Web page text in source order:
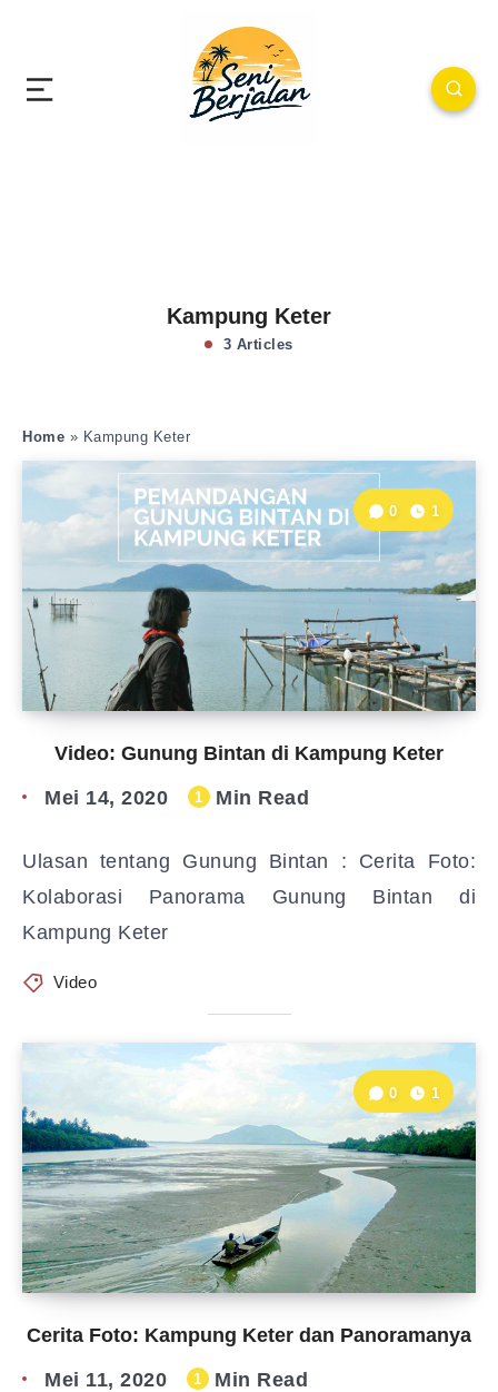
Kampung Keter
3 Articles
Home » Kampung Keter
Video: Gunung Bintan di Kampung Keter
0 1
Mei 14, 2020 1 Min Read
Ulasan tentang Gunung Bintan : Cerita Foto:
Kolaborasi Panorama Gunung Bintan di
Kampung Keter
Video
Cerita Foto: Kampung Keter dan Panoramanya
0 1
Mei 11, 2020 1 Min Read